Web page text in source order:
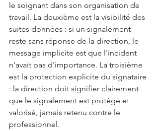
le soignant dans son organisation de
travail. La deuxième est la visibilité des
suites données : si un signalement
reste sans réponse de la direction, le
message implicite est que l'incident
n'avait pas d'importance. La troisième
est la protection explicite du signataire
: la direction doit signifier clairement
que le signalement est protégé et
valorisé, jamais retenu contre le
professionnel.